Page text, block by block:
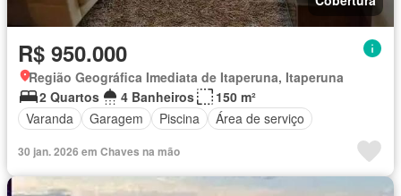
R$ 950.000
Região Geográfica Imediata de Itaperuna, Itaperuna
2 Quartos
4 Banheiros
150 m²
Varanda
Garagem Piscina Área de serviço
30 jan. 2026 em Chaves na mão